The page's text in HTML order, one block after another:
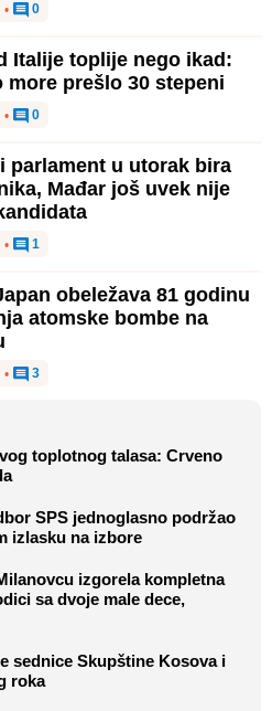
• 0
Italije toplije nego ikad:
more prešlo 30 stepeni
• 0
parlament u utorak bira
Mađar još uvek nije
• 1
obeležava 81 godinu
atomske bombe na
• 3
toplotnog talasa: Crveno
SPS jednoglasno podržao
izlasku na izbore
izgorela kompletna
sa dvoje male dece,
sednice Skupštine Kosova i
roka